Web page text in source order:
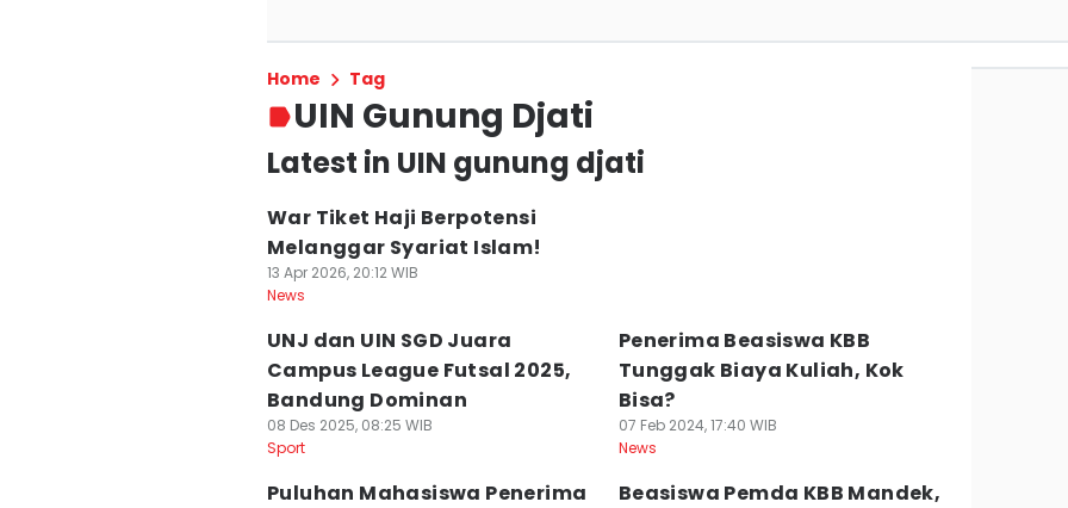
Home Tag
UIN Gunung Djati
Latest in UIN gunung djati
War Tiket Haji Berpotensi
Melanggar Syariat Islam!
13 Apr 2026, 20:12 WIB
News
UNJ dan UIN SGD Juara
Campus League Futsal 2025,
Bandung Dominan
08 Des 2025, 08:25 WIB
Sport
Penerima Beasiswa KBB
Tunggak Biaya Kuliah, Kok
Bisa?
07 Feb 2024, 17:40 WIB
News
Puluhan Mahasiswa Penerima
Beasiswa Pemda KBB Mandek,